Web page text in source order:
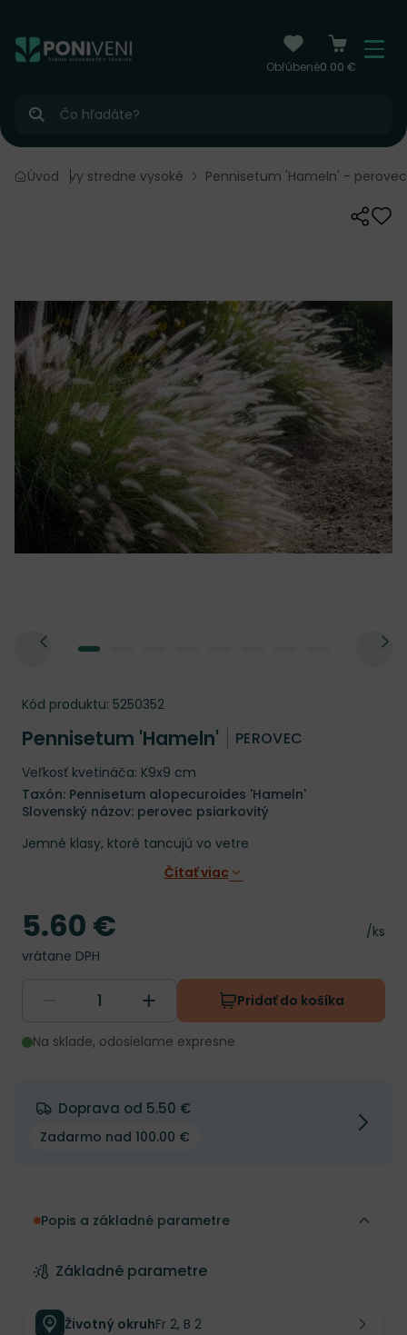
Obľúbené0.00 €
Menu
Hľadať
Úvodtrávy stredne vysoké Pennisetum 'Hameln' - perovec
Zdieľať
Kód produktu: 5250352
Pennisetum 'Hameln' PEROVEC
Veľkosť kvetináča: K9x9 cm
Taxón: Pennisetum alopecuroides 'Hameln'
Slovenský názov: perovec psiarkovitý
Jemné klasy, ktoré tancujú vo vetre
Čítať viac
Cena
/ks
Cena
5.60 €
vrátane DPH
Pridať do košíka
Na sklade, odosielame expresne
Doprava od 5.50 €
Zadarmo nad 100.00 €
Popis a základné parametre
Základné parametre
Životný okruhFr 2, B 2